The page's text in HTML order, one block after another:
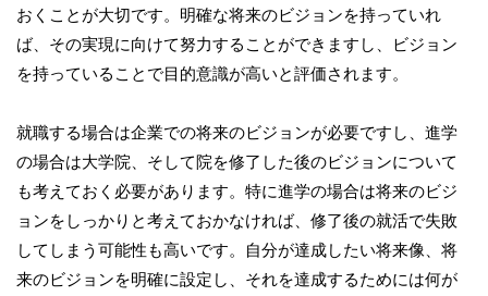
おくことが大切です。明確な将来のビジョンを持っていれ
ば、その実現に向けて努力することができますし、ビジョン
を持っていることで目的意識が高いと評価されます。
就職する場合は企業での将来のビジョンが必要ですし、進学
の場合は大学院、そして院を修了した後のビジョンについて
も考えておく必要があります。特に進学の場合は将来のビジ
ョンをしっかりと考えておかなければ、修了後の就活で失敗
してしまう可能性も高いです。自分が達成したい将来像、将
来のビジョンを明確に設定し、それを達成するためには何が